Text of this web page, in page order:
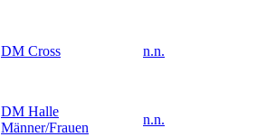
DM Cross n.n.
DM Halle
Männer/Frauen
n.n.